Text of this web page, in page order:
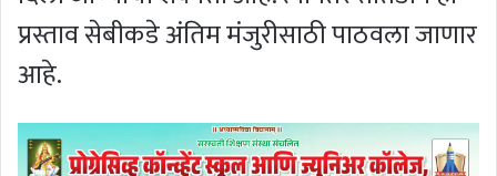
प्रस्ताव सेबीकडे अंतिम मंजुरीसाठी पाठवला जाणार
आहे.